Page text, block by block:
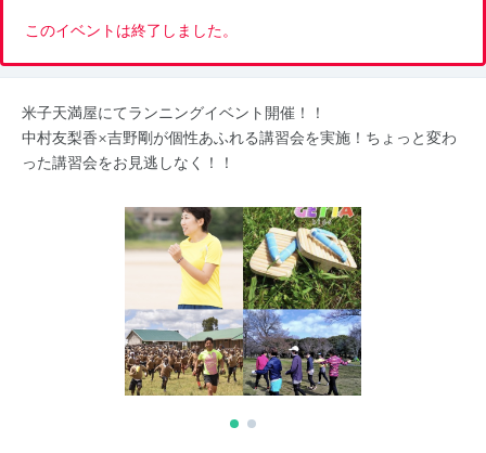
このイベントは終了しました。
米子天満屋にてランニングイベント開催！！
中村友梨香×吉野剛が個性あふれる講習会を実施！ちょっと変わ
った講習会をお見逃しなく！！